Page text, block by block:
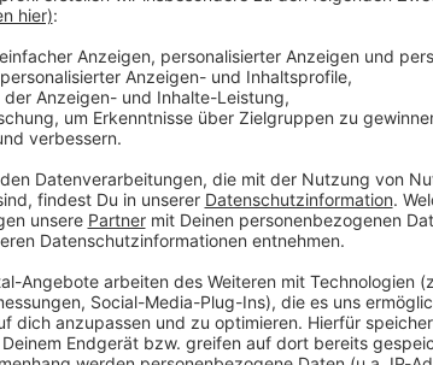
sitzen. Wich­tig ist, dass die Versi­che­rung
beach­ten, dass manche Versi­che­run­gen die
für das Reise­ziel vom Auswär­ti­gen Amt
sich auch nach der Buchung einer Reise
mindes­tens 30 Tage vor Beginn der Reise.